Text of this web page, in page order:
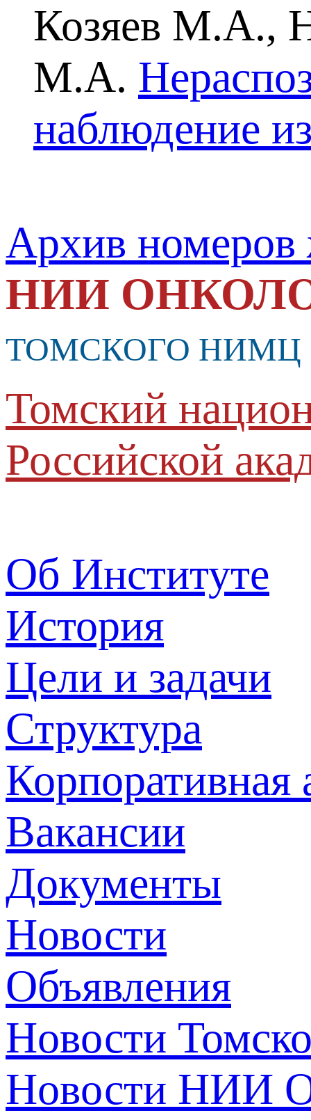
Козяев М.А.,
М.А.
наблюдение
Архив номеров
НИИ
ТОМСКОГО НИМЦ
Томский
Российской
Об Институте
История
Цели и задачи
Структура
Корпоративная
Вакансии
Документы
Новости
Объявления
Новости
Новости НИИ